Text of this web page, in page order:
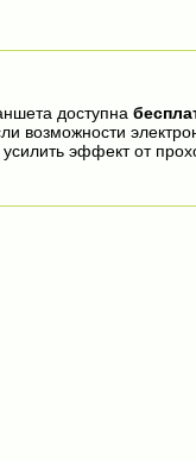
доступна
возможности
усилить эффект от